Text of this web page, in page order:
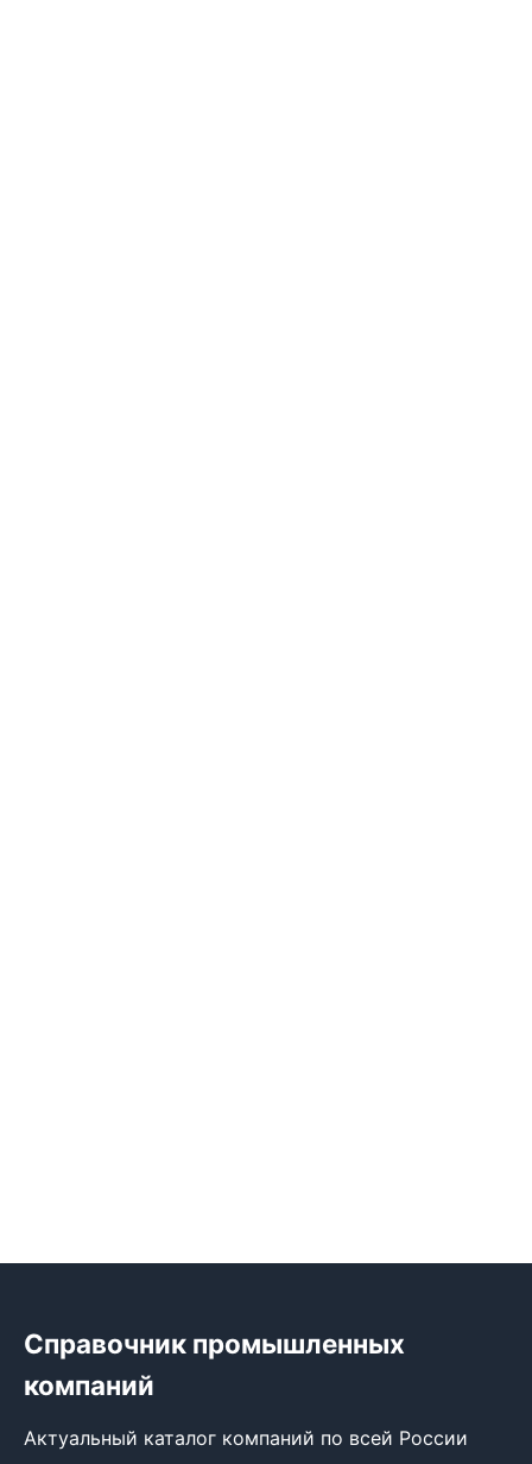
Справочник промышленных
компаний
Актуальный каталог компаний по всей России